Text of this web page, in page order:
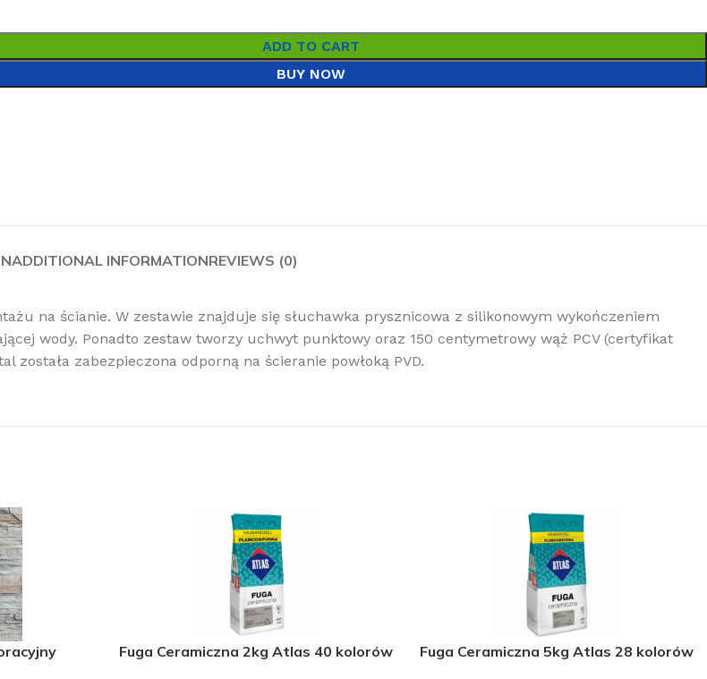
ADD TO CART
BUY NOW
ADDITIONAL INFORMATIONREVIEWS (0)
na ścianie. W zestawie znajduje się słuchawka prysznicowa z silikonowym wykończeniem
wody. Ponadto zestaw tworzy uchwyt punktowy oraz 150 centymetrowy wąż PCV (certyfikat
zabezpieczona odporną na ścieranie powłoką PVD.
Fuga Ceramiczna 2kg Atlas 40 kolorów Fuga Ceramiczna 5kg Atlas 28 kolorów